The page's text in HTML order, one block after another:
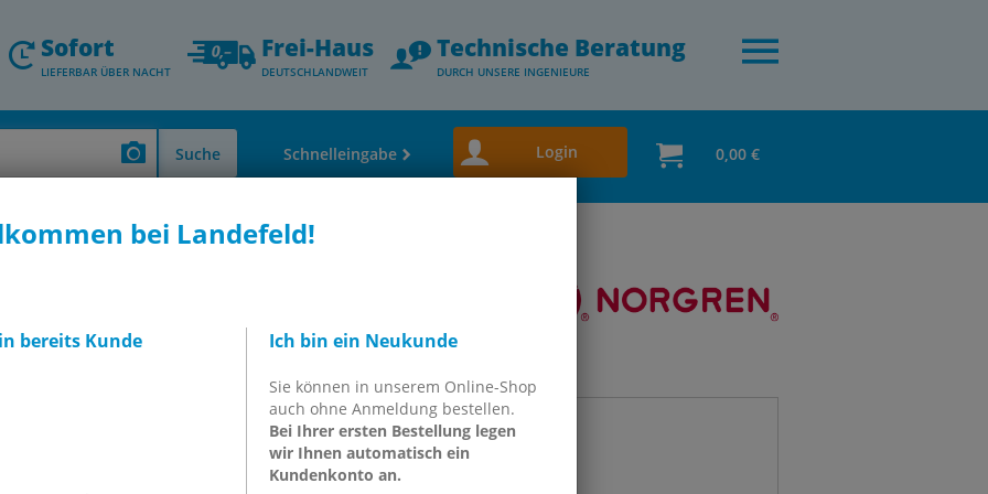
bei Landefeld!
bereits Kunde Ich bin ein Neukunde
Sie können in unserem Online-Shop
auch ohne Anmeldung bestellen.
Bei Ihrer ersten Bestellung legen
wir Ihnen automatisch ein
Kundenkonto an.
Sofort
LIEFERBAR ÜBER NACHT
Frei-Haus
DEUTSCHLANDWEIT
Technische Beratung
DURCH UNSERE INGENIEURE
Suche Schnelleingabe Login 0,00 €
Wartungseinheiten